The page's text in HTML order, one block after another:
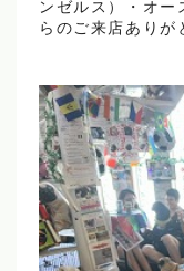
ンゼルス）・オー
らのご来店あり